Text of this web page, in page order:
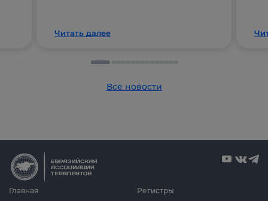
Читать далее
Все новости
Главная
Регистры